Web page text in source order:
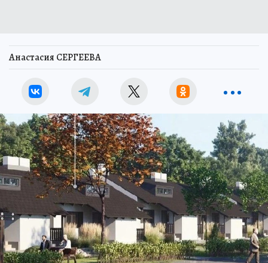
Анастасия СЕРГЕЕВА